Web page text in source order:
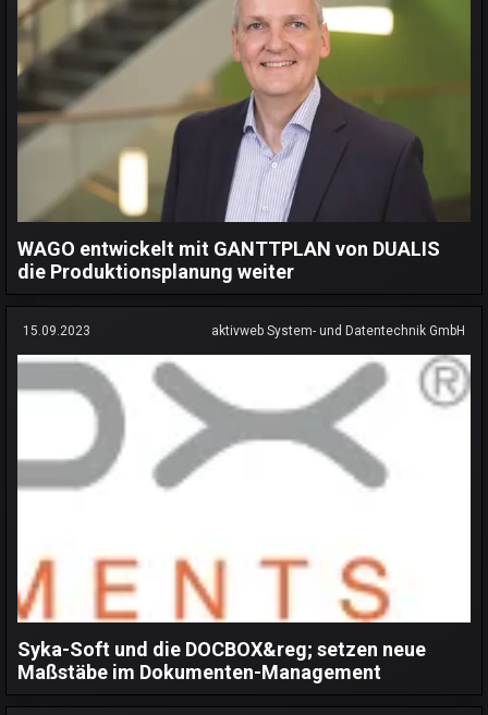
WAGO entwickelt mit GANTTPLAN von DUALIS
die Produktionsplanung weiter
15.09.2023 aktivweb System- und Datentechnik GmbH
Syka-Soft und die DOCBOX&reg; setzen neue
Maßstäbe im Dokumenten-Management